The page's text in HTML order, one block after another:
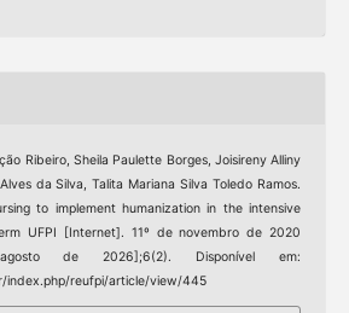
Ribeiro, Sheila Paulette Borges, Joisireny Alliny
da Silva, Talita Mariana Silva Toledo Ramos.
to implement humanization in the intensive
UFPI [Internet]. 11º de novembro de 2020
de 2026];6(2). Disponível em:
index.php/reufpi/article/view/445